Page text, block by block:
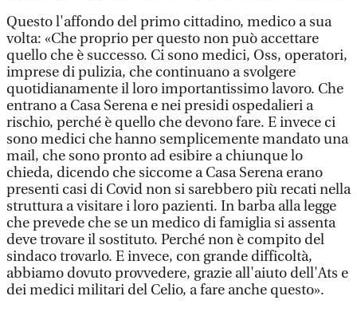
Questo l'affondo del primo cittadino, medico a sua
volta: «Che proprio per questo non può accettare
quello che è successo. Ci sono medici, Oss, operatori,
imprese di pulizia, che continuano a svolgere
quotidianamente il loro importantissimo lavoro. Che
entrano a Casa Serena e nei presidi ospedalieri a
rischio, perché è quello che devono fare. E invece ci
sono medici che hanno semplicemente mandato una
mail, che sono pronto ad esibire a chiunque lo
chieda, dicendo che siccome a Casa Serena erano
presenti casi di Covid non si sarebbero più recati nella
struttura a visitare i loro pazienti. In barba alla legge
che prevede che se un medico di famiglia si assenta
deve trovare il sostituto. Perché non è compito del
sindaco trovarlo. E invece, con grande difficoltà,
abbiamo dovuto provvedere, grazie all'aiuto dell'Ats e
dei medici militari del Celio, a fare anche questo».